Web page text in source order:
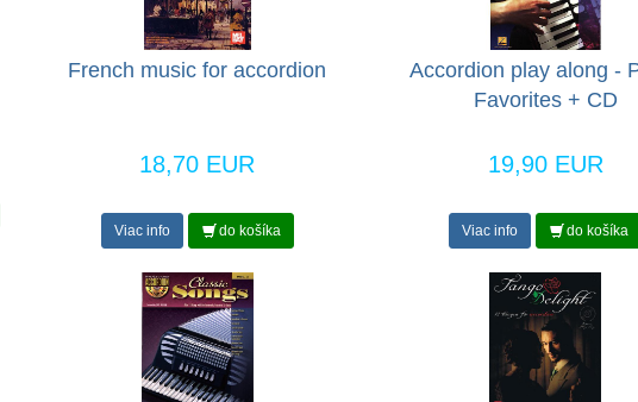
French music for accordion
18,70 EUR
Viac info do košíka
Accordion play along -
Favorites + CD
19,90 EUR
Viac info do košíka